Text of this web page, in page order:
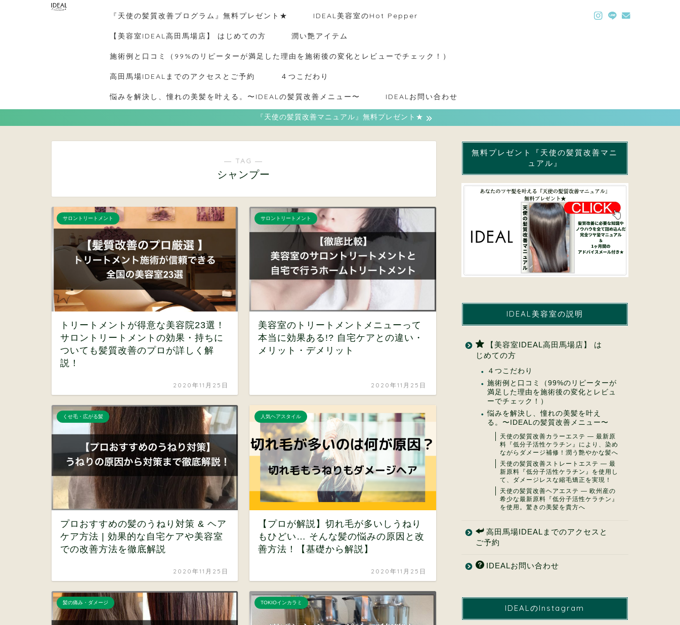
『天使の髪質改善プログラム』無料プレゼント★ IDEAL美容室のHot Pepper
【美容室IDEAL高田馬場店】 はじめての方 潤い艶アイテム
施術例と口コミ（99%のリピーターが満足した理由を施術後の変化とレビューでチェック！）
高田馬場IDEALまでのアクセスとご予約 ４つこだわり
悩みを解決し、憧れの美髪を叶える。〜IDEALの髪質改善メニュー〜 IDEALお問い合わせ
『天使の髪質改善マニュアル』無料プレゼント★
― TAG ―
シャンプー
サロントリートメント
トリートメントが得意な美容院23選！
サロントリートメントの効果・持ちに
ついても髪質改善のプロが詳しく解
説！
2020年11月25日
サロントリートメント
美容室のトリートメントメニューって
本当に効果ある!? 自宅ケアとの違い・
メリット・デメリット
2020年11月25日
くせ毛・広がる髪
プロおすすめの髪のうねり対策 & ヘア
ケア方法 | 効果的な自宅ケアや美容室
での改善方法を徹底解説
2020年11月25日
人気ヘアスタイル
【プロが解説】切れ毛が多いしうねり
もひどい… そんな髪の悩みの原因と改
善方法！【基礎から解説】
2020年11月25日
髪の痛み・ダメージ TOKIOインカラミ
無料プレゼント『天使の髪質改善マニ
ュアル』
IDEAL美容室の説明
【美容室IDEAL高田馬場店】 は
じめての方
４つこだわり
施術例と口コミ（99%のリピーターが
満足した理由を施術後の変化とレビュ
ーでチェック！）
悩みを解決し、憧れの美髪を叶え
る。〜IDEALの髪質改善メニュー〜
天使の髪質改善カラーエステ ― 最新原
料『低分子活性ケラチン』により、染め
ながらダメージ補修！潤う艶やかな髪へ
天使の髪質改善ストレートエステ ― 最
新原料『低分子活性ケラチン』を使用し
て、ダメージレスな縮毛矯正を実現！
天使の髪質改善ヘアエステ ― 欧州産の
希少な最新原料『低分子活性ケラチン』
を使用。驚きの美髪を貴方へ
高田馬場IDEALまでのアクセスと
ご予約
IDEALお問い合わせ
IDEALのInstagram